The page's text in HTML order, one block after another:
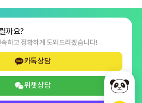
까요?
하고 정확하게 도와드리겠습니다!
카톡상담
위챗상담